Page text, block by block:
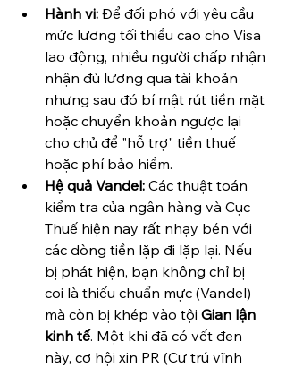
Hành vi: Để đối phó với yêu cầu
mức lương tối thiểu cao cho Visa
lao động, nhiều người chấp nhận
nhận đủ lương qua tài khoản
nhưng sau đó bí mật rút tiền mặt
hoặc chuyển khoản ngược lại
cho chủ để "hỗ trợ" tiền thuế
hoặc phí bảo hiểm.
Hệ quả Vandel: Các thuật toán
kiểm tra của ngân hàng và Cục
Thuế hiện nay rất nhạy bén với
các dòng tiền lặp đi lặp lại. Nếu
bị phát hiện, bạn không chỉ bị
coi là thiếu chuẩn mực (Vandel)
mà còn bị khép vào tội Gian lận
kinh tế. Một khi đã có vết đen
này, cơ hội xin PR (Cư trú vĩnh